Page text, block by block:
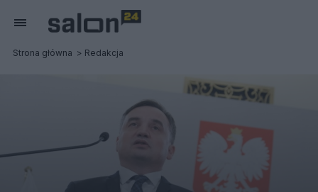
Strona główna Redakcja